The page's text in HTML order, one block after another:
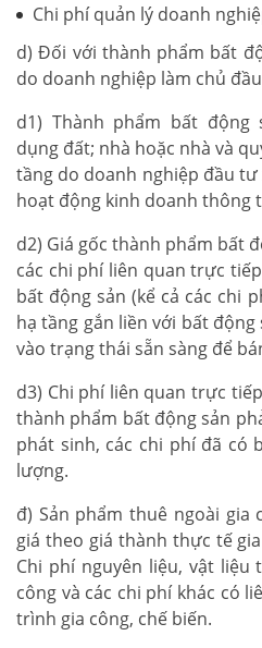
Chi phí quản lý doanh
d) Đối với thành phẩm bất
do doanh nghiệp làm chủ
d1) Thành phẩm bất động
dụng đất; nhà hoặc nhà và
tầng do doanh nghiệp đầu
hoạt động kinh doanh thông
d2) Giá gốc thành phẩm bất
các chi phí liên quan trực
bất động sản (kể cả các chi
hạ tầng gắn liền với bất
vào trạng thái sẵn sàng để
d3) Chi phí liên quan trực
thành phẩm bất động sản
phát sinh, các chi phí đã có
lượng.
đ) Sản phẩm thuê ngoài gia
giá theo giá thành thực tế
Chi phí nguyên liệu, vật
công và các chi phí khác có
trình gia công, chế biến.